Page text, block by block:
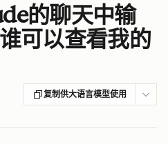
的聊天中输
可以查看我的
复制供大语言模型使用